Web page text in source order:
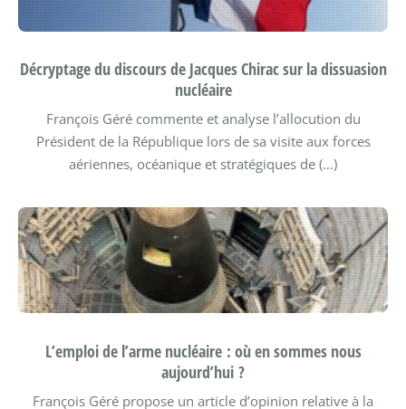
Décryptage du discours de Jacques Chirac sur la dissuasion
nucléaire
François Géré commente et analyse l’allocution du
Président de la République lors de sa visite aux forces
aériennes, océanique et stratégiques de (…)
L’emploi de l’arme nucléaire : où en sommes nous
aujourd’hui ?
François Géré propose un article d’opinion relative à la